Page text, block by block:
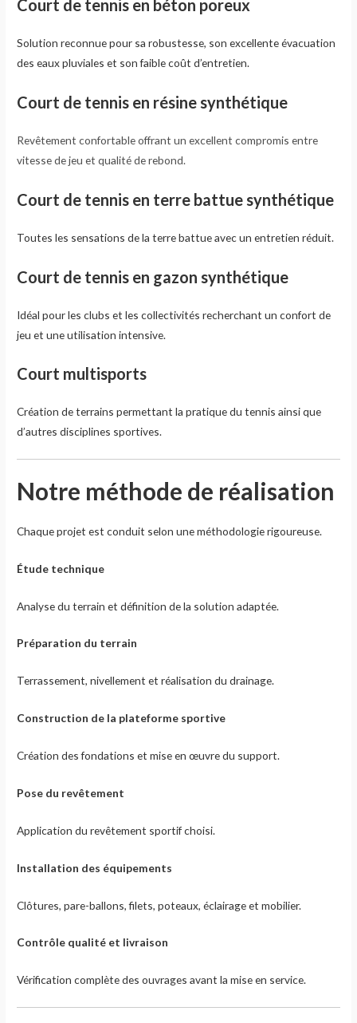
Court de tennis en béton poreux
Solution reconnue pour sa robustesse, son excellente évacuation
des eaux pluviales et son faible coût d’entretien.
Court de tennis en résine synthétique
Revêtement confortable offrant un excellent compromis entre
vitesse de jeu et qualité de rebond.
Court de tennis en terre battue synthétique
Toutes les sensations de la terre battue avec un entretien réduit.
Court de tennis en gazon synthétique
Idéal pour les clubs et les collectivités recherchant un confort de
jeu et une utilisation intensive.
Court multisports
Création de terrains permettant la pratique du tennis ainsi que
d’autres disciplines sportives.
Notre méthode de réalisation
Chaque projet est conduit selon une méthodologie rigoureuse.
Étude technique
Analyse du terrain et définition de la solution adaptée.
Préparation du terrain
Terrassement, nivellement et réalisation du drainage.
Construction de la plateforme sportive
Création des fondations et mise en œuvre du support.
Pose du revêtement
Application du revêtement sportif choisi.
Installation des équipements
Clôtures, pare-ballons, filets, poteaux, éclairage et mobilier.
Contrôle qualité et livraison
Vérification complète des ouvrages avant la mise en service.